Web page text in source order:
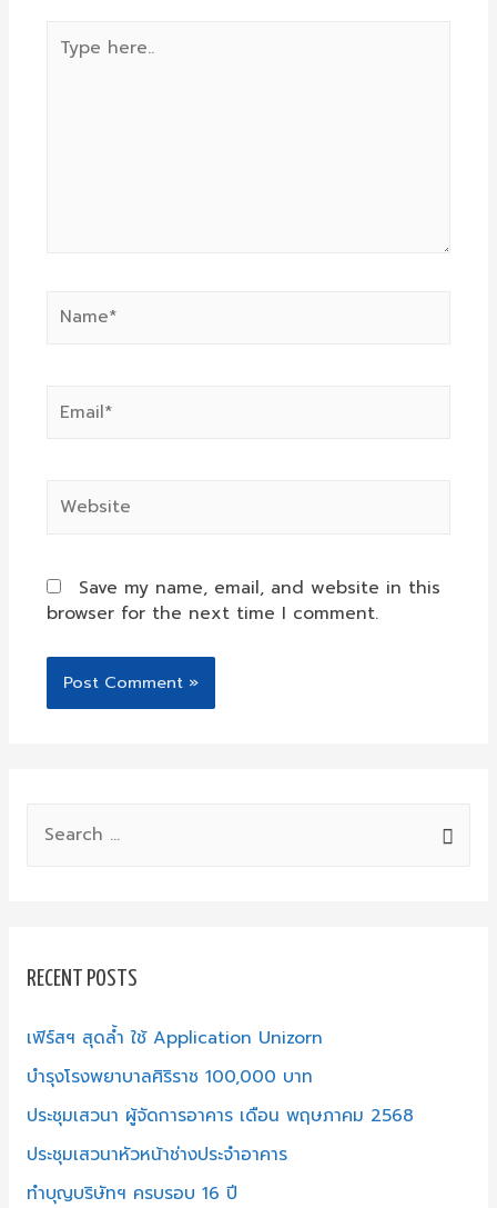
here..
Save my name, email, and website in this
browser for the next time I comment.
h
:
RECENT POSTS
เฟิร์สฯ สุดล้ำ ใช้ Application Unizorn
บำรุงโรงพยาบาลศิริราช 100,000 บาท
ประชุมเสวนา ผู้จัดการอาคาร เดือน พฤษภาคม 2568
ประชุมเสวนาหัวหน้าช่างประจำอาคาร
ทำบุญบริษัทฯ ครบรอบ 16 ปี